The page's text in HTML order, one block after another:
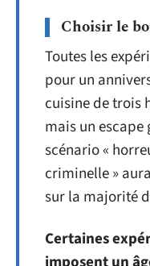
Choisir le
Toutes les
pour un
cuisine de trois
mais un escape
scénario «
criminelle »
sur la majorité
Certaines